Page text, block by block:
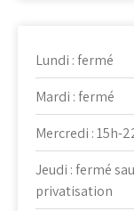
Lundi : fermé
Mardi : fermé
Mercredi : 15h-
Jeudi : fermé
privatisation